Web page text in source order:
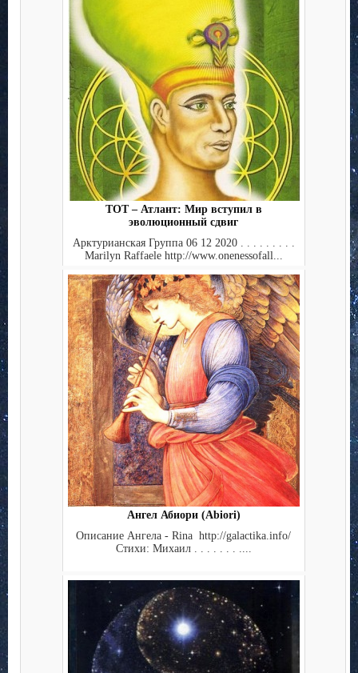
ТОТ – Атлант: Мир вступил в
эволюционный сдвиг
Арктурианская Группа 06 12 2020 . . . . . . . . .
Marilyn Raffaele http://www.onenessofall...
Ангел Абиори (Abiori)
Описание Ангела - Rina http://galactika.info/
Стихи: Михаил . . . . . . . ....